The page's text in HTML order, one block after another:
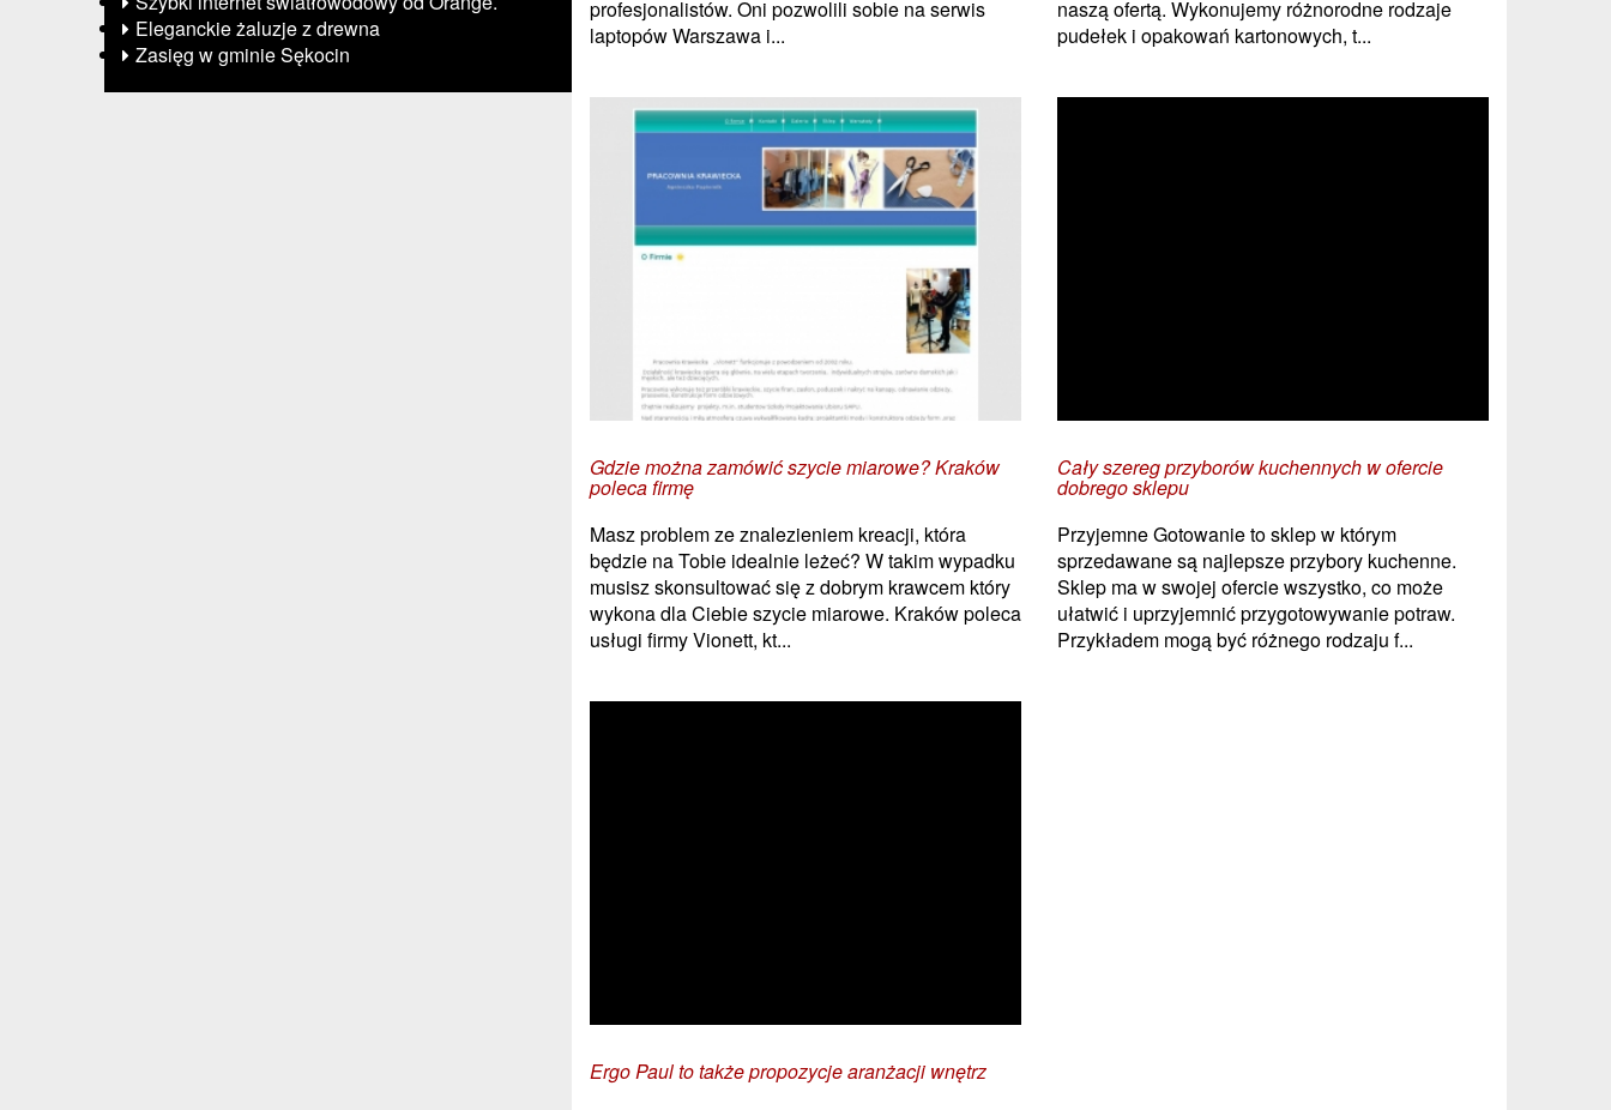
Eleganckie żaluzje z drewna
Zasięg w gminie Sękocin
profesjonalistów. Oni pozwolili sobie na serwis
laptopów Warszawa i...
naszą ofertą. Wykonujemy różnorodne rodzaje
pudełek i opakowań kartonowych, t...
Gdzie można zamówić szycie miarowe? Kraków
poleca firmę
Masz problem ze znalezieniem kreacji, która
będzie na Tobie idealnie leżeć? W takim wypadku
musisz skonsultować się z dobrym krawcem który
wykona dla Ciebie szycie miarowe. Kraków poleca
usługi firmy Vionett, kt...
Cały szereg przyborów kuchennych w ofercie
dobrego sklepu
Przyjemne Gotowanie to sklep w którym
sprzedawane są najlepsze przybory kuchenne.
Sklep ma w swojej ofercie wszystko, co może
ułatwić i uprzyjemnić przygotowywanie potraw.
Przykładem mogą być różnego rodzaju f...
Ergo Paul to także propozycje aranżacji wnętrz